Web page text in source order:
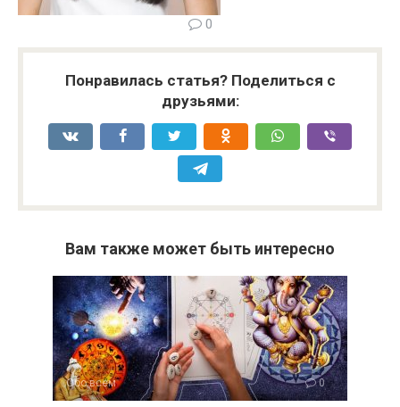
0
Понравилась статья? Поделиться с
друзьями:
Вам также может быть интересно
Обо всем 0